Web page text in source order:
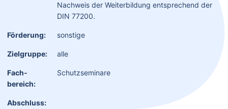
Nachweis der Weiterbildung entsprechend der
DIN 77200.
Förderung: sonstige
Zielgruppe: alle
Fach­
bereich:
Schutzseminare
Abschluss: